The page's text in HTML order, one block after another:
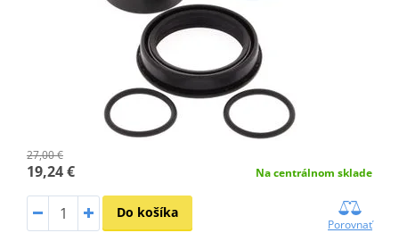
27,00 €
19,24 € Na centrálnom sklade
Do košíka
Porovnať